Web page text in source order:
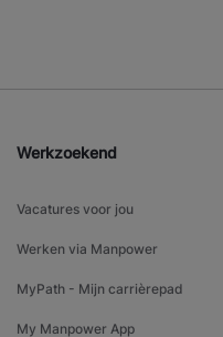
Werkzoekend
Vacatures voor jou
Werken via Manpower
MyPath - Mijn carrièrepad
My Manpower App